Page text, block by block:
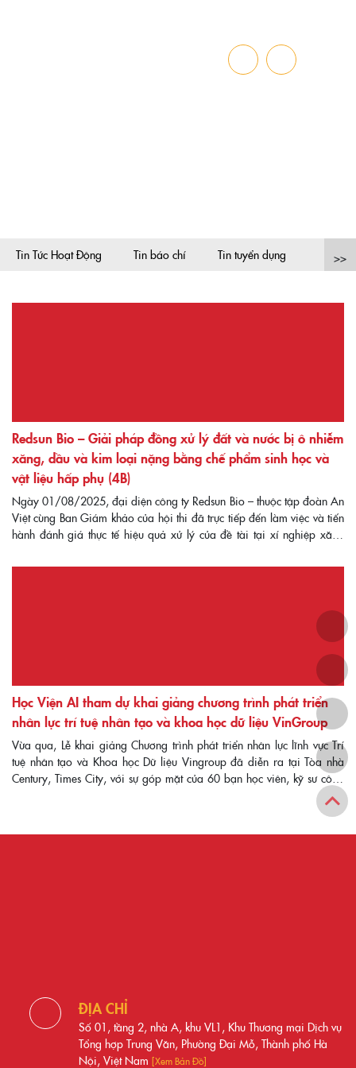
Tin Tức Hoạt Động Tin báo chí Tin tuyển dụng
Redsun Bio – Giải pháp đồng xử lý đất và nước bị ô nhiễm
xăng, dầu và kim loại nặng bằng chế phẩm sinh học và
vật liệu hấp phụ (4B)
Ngày 01/08/2025, đại diện công ty Redsun Bio – thuộc tập đoàn An
Việt cùng Ban Giám khảo của hội thi đã trực tiếp đến làm việc và tiến
hành đánh giá thực tế hiệu quả xử lý của đề tài tại xí nghiệp xăng
Học Viện AI tham dự khai giảng chương trình phát triển
nhân lực trí tuệ nhân tạo và khoa học dữ liệu VinGroup
Vừa qua, Lễ khai giảng Chương trình phát triển nhân lực lĩnh vực Trí
tuệ nhân tạo và Khoa học Dữ liệu Vingroup đã diễn ra tại Tòa nhà
Century, Times City, với sự góp mặt của 60 bạn học viên, kỹ sư công
ĐỊA CHỈ
Số 01, tầng 2, nhà A, khu VL1, Khu Thương mại Dịch vụ
Tổng hợp Trung Văn, Phường Đại Mỗ, Thành phố Hà
Nội, Việt Nam [Xem Bản Đồ]